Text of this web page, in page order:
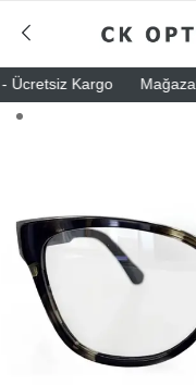
Kargo